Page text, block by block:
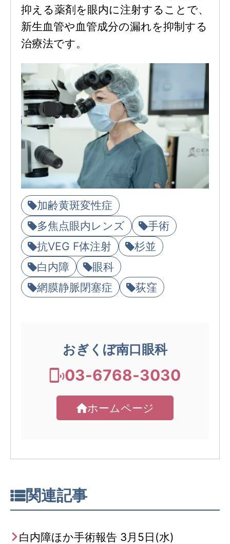
抑える薬剤を眼内に注射することで、
新生血管や血管成分の漏れを抑制する
治療法です。
加齢黄斑変性症
多焦点眼内レンズ
手術
抗VEG F体注射
杉並
白内障
眼科
網膜静脈閉塞症
荻窪
おぎくぼ南口眼科
03-6768-3030
ホームページ
関連記事
白内障ほか手術報告 3月5日(水)